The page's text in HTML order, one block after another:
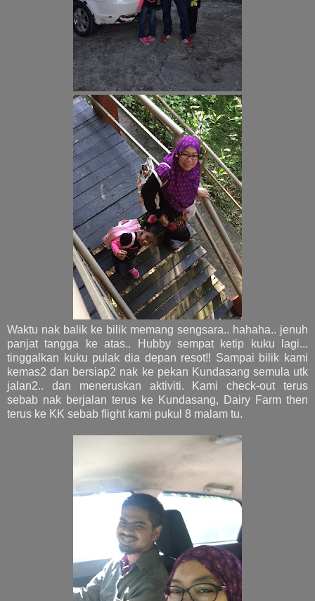
Waktu nak balik ke bilik memang sengsara.. hahaha.. jenuh
panjat tangga ke atas.. Hubby sempat ketip kuku lagi...
tinggalkan kuku pulak dia depan resot!! Sampai bilik kami
kemas2 dan bersiap2 nak ke pekan Kundasang semula utk
jalan2.. dan meneruskan aktiviti. Kami check-out terus
sebab nak berjalan terus ke Kundasang, Dairy Farm then
terus ke KK sebab flight kami pukul 8 malam tu.